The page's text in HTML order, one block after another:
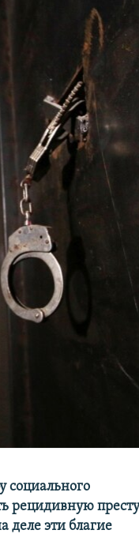
социального
рецидивную
деле эти благие